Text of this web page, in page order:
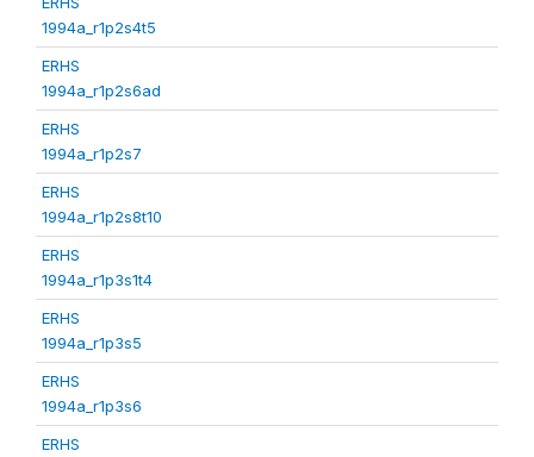
1994a_r1p2s4t5
ERHS
1994a_r1p2s6ad
ERHS
1994a_r1p2s7
ERHS
1994a_r1p2s8t10
ERHS
1994a_r1p3s1t4
ERHS
1994a_r1p3s5
ERHS
1994a_r1p3s6
ERHS